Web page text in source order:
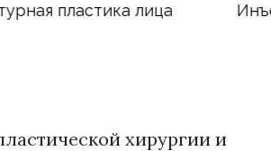
пластика лица
хирургии и